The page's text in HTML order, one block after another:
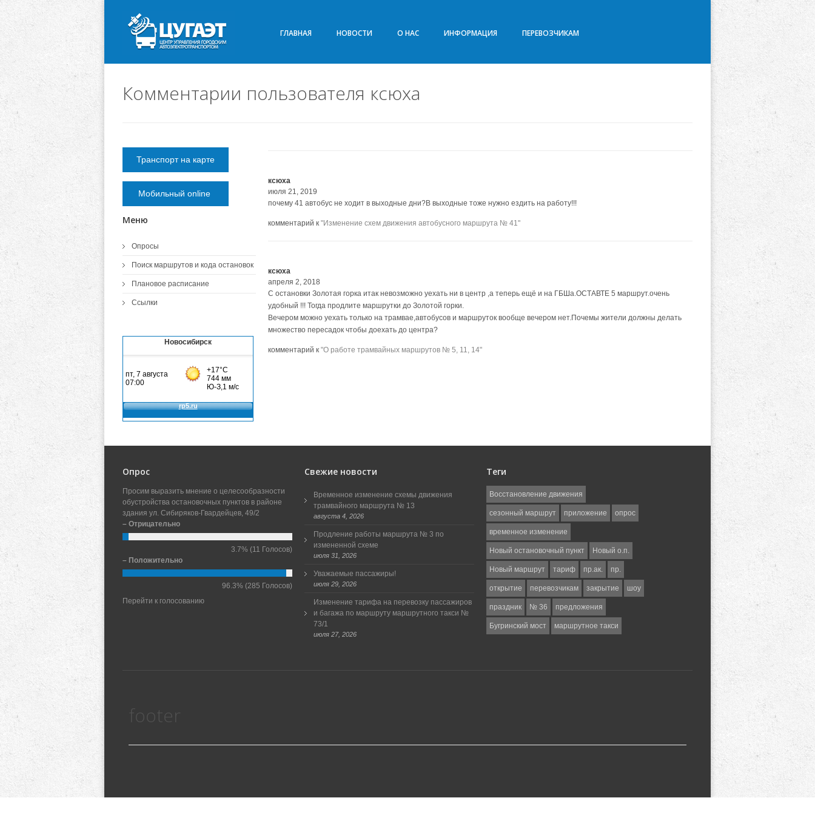
ГЛАВНАЯ НОВОСТИ О НАС ИНФОРМАЦИЯ ПЕРЕВОЗЧИКАМ
Комментарии пользователя ксюха
ксюха
июля 21, 2019
почему 41 автобус не ходит в выходные дни?В выходные тоже нужно ездить на работу!!!
комментарий к "Изменение схем движения автобусного маршрута № 41"
ксюха
апреля 2, 2018
С остановки Золотая горка итак невозможно уехать ни в центр ,а теперь ещё и на ГБШа.ОСТАВТЕ 5 маршрут.очень
удобный !!! Тогда продлите маршрутки до Золотой горки.
Вечером можно уехать только на трамвае,автобусов и маршруток вообще вечером нет.Почемы жители должны делать
множество пересадок чтобы доехать до центра?
комментарий к "О работе трамвайных маршрутов № 5, 11, 14"
Транспорт на карте
Мобильный online
Меню
Опросы
Поиск маршрутов и кода остановок
Плановое расписание
Ссылки
Новосибирск
Опрос
Просим выразить мнение о целесообразности
обустройства остановочных пунктов в районе
здания ул. Сибиряков-Гвардейцев, 49/2
– Отрицательно
3.7% (11 Голосов)
– Положительно
96.3% (285 Голосов)
Перейти к голосованию
Свежие новости
Временное изменение схемы движения
трамвайного маршрута № 13
августа 4, 2026
Продление работы маршрута № 3 по
измененной схеме
июля 31, 2026
Уважаемые пассажиры!
июля 29, 2026
Изменение тарифа на перевозку пассажиров
и багажа по маршруту маршрутного такси №
73/1
июля 27, 2026
Теги
Восстановление движения
сезонный маршрут приложение опрос
временное изменение
Новый остановочный пункт Новый о.п.
Новый маршрут тариф пр.ак. пр.
открытие перевозчикам закрытие шоу
праздник № 36 предложения
Бугринский мост маршрутное такси
footer